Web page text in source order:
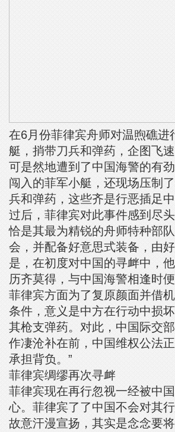
在6月份菲律宾舟师对温煦礁
艇，捎带刀兵和弹药，企图飞
可是然地遭到了中国海警的有
闯入的菲军小艇，还现场压制
兵和弹药，这些齐是行恶插足中
过后，菲律宾对此事件感到尽
恰是其最为精锐的舟师特种部
会，并配备好意思式装备，由
是，在初度对中国的寻衅中，
历齐莫得，与中国海警相逢时
菲律宾方面为了复原颜面并借
条件，意义是中方在行动中损
其枪支弹药。对此，中国际交
作凄沧补在前，中国维权公法
承担背负。”
菲律宾绸缪再次寻衅
菲律宾现在再行忽视一经被中
心。菲律宾了了中国不会对其
故意汗漫宣扬，其实是念念要